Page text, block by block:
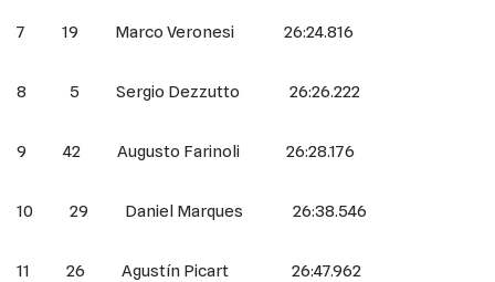
7 19 Marco Veronesi 26:24.816
8 5 Sergio Dezzutto 26:26.222
9 42 Augusto Farinoli 26:28.176
10 29 Daniel Marques 26:38.546
11 26 Agustín Picart 26:47.962